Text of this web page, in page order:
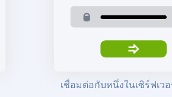
เชื่อมต่อกับหนึ่งในเซิร์ฟเวอ